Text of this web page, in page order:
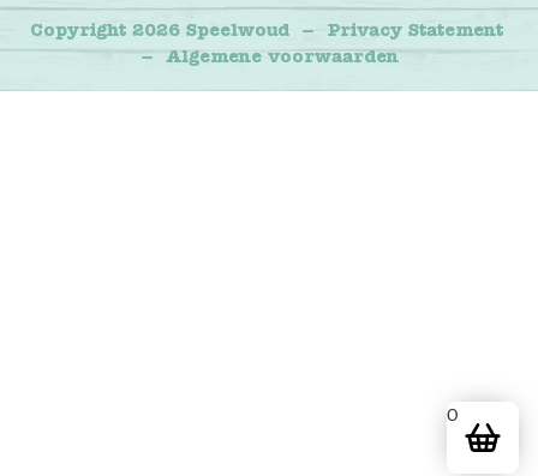
0
Copyright 2026 Speelwoud –
Privacy Statement
– Algemene voorwaarden